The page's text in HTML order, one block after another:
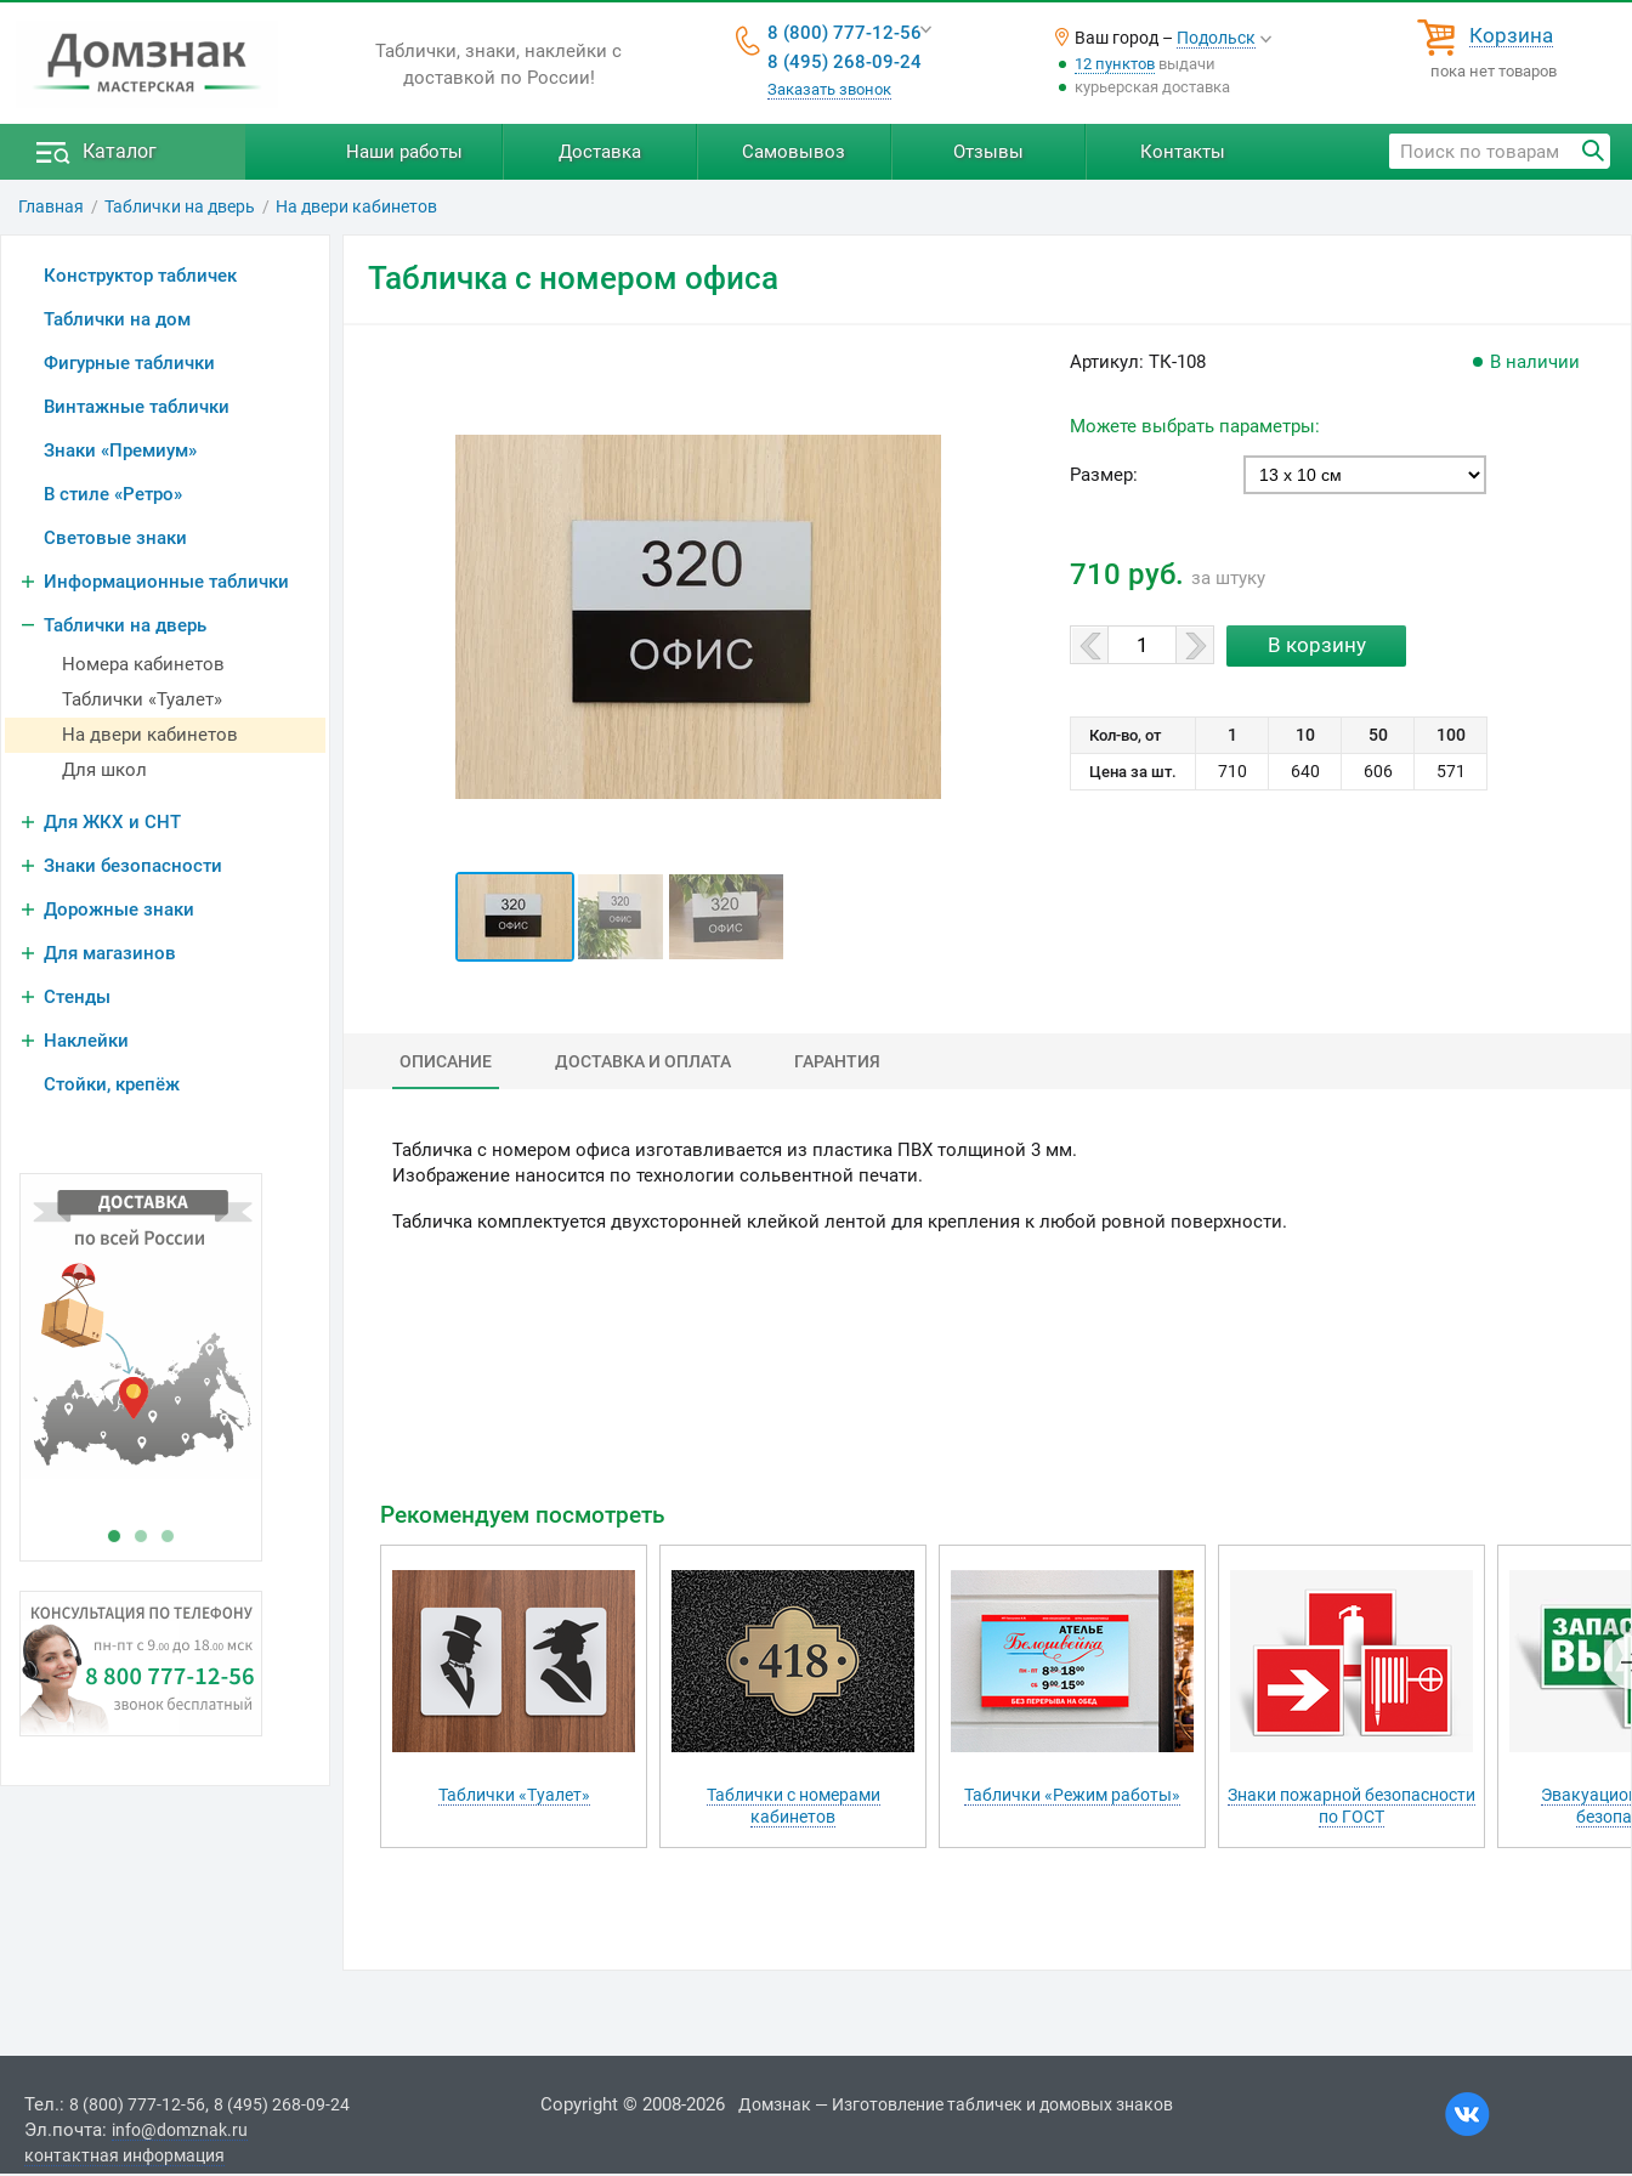
Таблички, знаки, наклейки с
доставкой по России!
8 (800) 777-12-56
8 (495) 268-09-24
Заказать звонок
Ваш город – Подольск
12 пунктоввыдачи
курьерская доставка
Корзина
пока нет товаров
Каталог Наши работы Доставка Самовывоз Отзывы Контакты
Главная Таблички на дверь На двери кабинетов
Конструктор табличек
Таблички на дом
Фигурные таблички
Винтажные таблички
Знаки «Премиум»
В стиле «Ретро»
Световые знаки
Информационные таблички
Таблички на дверь
Номера кабинетов
Таблички «Туалет»
На двери кабинетов
Для школ
Для ЖКХ и СНТ
Знаки безопасности
Дорожные знаки
Для магазинов
Стенды
Наклейки
Стойки, крепёж
Табличка с номером офиса
Артикул:ТК-108 В наличии
Можете выбрать параметры:
Размер:
710 руб. за штуку
Кол-во, от 1 10 50 100
Цена за шт. 710 640 606 571
ОПИСАНИЕ ДОСТАВКА И ОПЛАТА ГАРАНТИЯ
Табличка с номером офиса изготавливается из пластика ПВХ толщиной 3 мм.
Изображение наносится по технологии сольвентной печати.
Табличка комплектуется двухсторонней клейкой лентой для крепления к любой ровной поверхности.
Рекомендуем посмотреть
Таблички «Туалет»
Таблички с номерами
кабинетов
Таблички «Режим работы»
Знаки пожарной безопасности
по ГОСТ
Тел.: 8 (800) 777-12-56, 8 (495) 268-09-24
Эл.почта: info@domznak.ru
контактная информация
Copyright © 2008-2026 Домзнак — Изготовление табличек и домовых знаков